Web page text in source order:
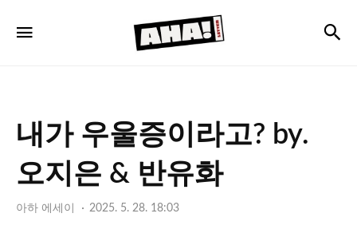
아
하
내가 우울증이라고? by.
오지은 & 반유화
아하 에세이 2025. 5. 28. 18:03